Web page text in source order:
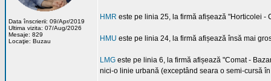
Data înscrierii: 09/Apr/2019
Ultima vizita: 07/Aug/2026
Mesaje: 829
Locaţie: Buzau
HMR este pe linia 25, la firmă afișează "Horticolei -
HMU este pe linia 24, la firmă afișează însă mai
LMG este pe linia 6, la firmă afișează "Comat -
nici-o linie urbană (exceptând seara o semi-cursă